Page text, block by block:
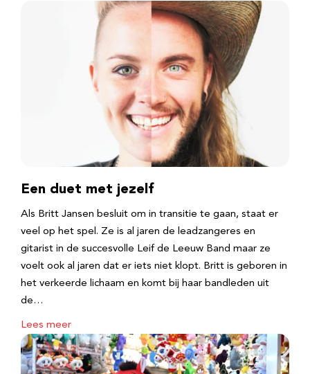
Een duet met jezelf
Als Britt Jansen besluit om in transitie te gaan, staat er
veel op het spel. Ze is al jaren de leadzangeres en
gitarist in de succesvolle Leif de Leeuw Band maar ze
voelt ook al jaren dat er iets niet klopt. Britt is geboren in
het verkeerde lichaam en komt bij haar bandleden uit
de…
Lees meer